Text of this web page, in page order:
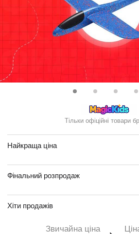
Тільки офіційні товари
Найкраща ціна
Фінальний розпродаж
Хіти продажів
Звичайна ціна